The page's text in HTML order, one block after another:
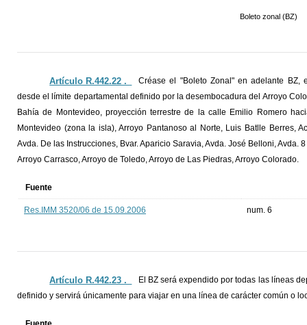
Boleto zonal (BZ)
Artículo R.442.22 ._
Créase el "Boleto Zonal" en adelante
desde el límite departamental definido por la desembocadura del Arroyo
Bahía de Montevideo, proyección terrestre de la calle Emilio Romero
Montevideo (zona la isla), Arroyo Pantanoso al Norte, Luis Batlle Berres,
Avda. De las Instrucciones, Bvar. Aparicio Saravia, Avda. José Belloni, Avda.
Arroyo Carrasco, Arroyo de Toledo, Arroyo de Las Piedras, Arroyo Colorado.
Fuente
Res.IMM 3520/06 de 15.09.2006 num. 6
Artículo R.442.23 ._
El BZ será expendido por todas las líneas
definido y servirá únicamente para viajar en una línea de carácter común o